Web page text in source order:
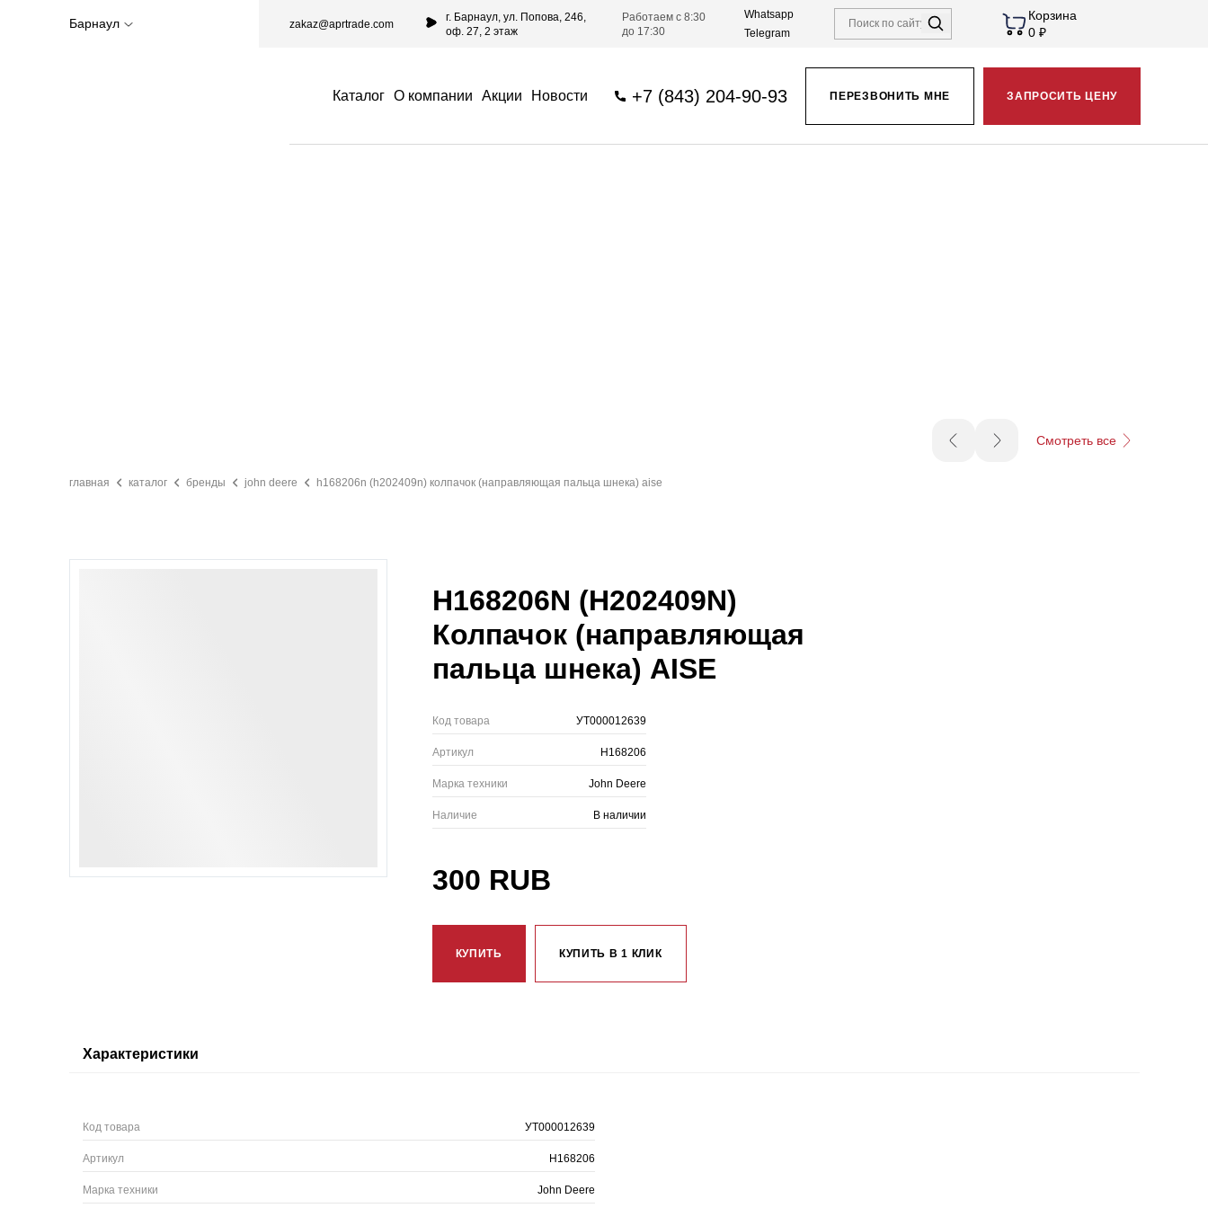
Барнаул zakaz@aprtrade.com
г. Барнаул, ул. Попова, 246,
оф. 27, 2 этаж
Работаем с 8:30
до 17:30
Whatsapp
Telegram
Корзина
0 ₽
Каталог О компании Акции Новости +7 (843) 204-90-93 ПЕРЕЗВОНИТЬ МНЕ ЗАПРОСИТЬ ЦЕНУ
Смотреть все
главная каталог бренды john deere h168206n (h202409n) колпачок (направляющая пальца шнека) aise
H168206N (H202409N)
Колпачок (направляющая
пальца шнека) AISE
Код товара УТ000012639
Артикул H168206
Марка техники John Deere
Наличие В наличии
300 RUB
КУПИТЬ КУПИТЬ В 1 КЛИК
Характеристики
Код товара УТ000012639
Артикул H168206
Марка техники John Deere